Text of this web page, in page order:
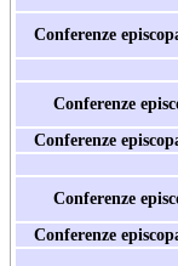
Conferenze
Conferenze
Conferenze
Conferenze
Conferenze